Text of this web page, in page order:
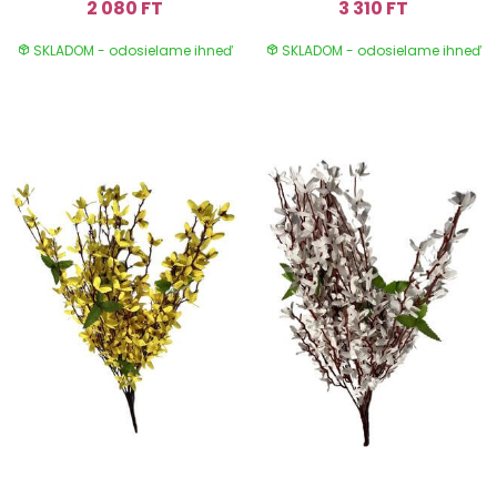
2 080 FT
SKLADOM - odosielame ihneď
3 310 FT
SKLADOM - odosielame ihneď